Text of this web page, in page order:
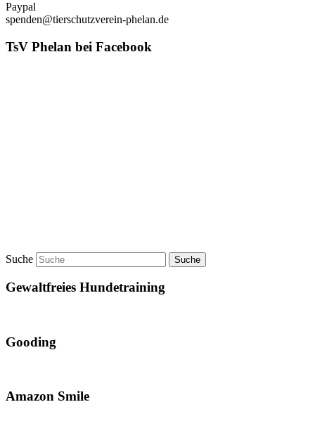
Paypal
spenden@tierschutzverein-phelan.de
TsV Phelan bei Facebook
Suche
Gewaltfreies Hundetraining
Gooding
Amazon Smile